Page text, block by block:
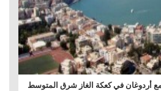
أردوغان في كعكة الغاز شرق المتوسط